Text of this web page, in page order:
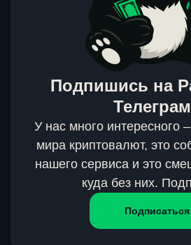
Подпишись на
У нас много интересного
мира криптовалют, это
нашего сервиса и это
куда без них.
Подписаться